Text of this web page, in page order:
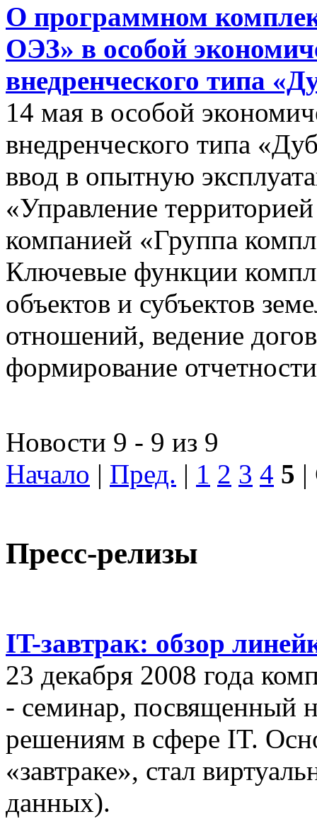
О программном
ОЭЗ» в особой
внедренческого типа
14 мая в особой
внедренческого типа
ввод в опытную
«Управление
компанией «Группа
Ключевые функции
объектов и субъектов
отношений, ведение
формирование
Новости 9 - 9 из 9
Начало | Пред. | 1 2 3 4 5 |
Пресс-релизы
IT-завтрак: обзор
23 декабря 2008 года
- семинар, посвященный
решениям в сфере IT.
«завтраке», стал
данных).